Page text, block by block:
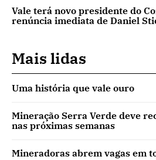
Vale terá novo presidente do
renúncia imediata de Daniel
Mais lidas
Uma história que vale ouro
Mineração Serra Verde deve
nas próximas semanas
Mineradoras abrem vagas em